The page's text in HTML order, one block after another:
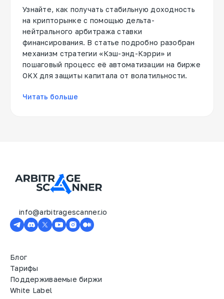
Узнайте, как получать стабильную доходность
на крипторынке с помощью дельта-
нейтрального арбитража ставки
финансирования. В статье подробно разобран
механизм стратегии «Кэш-энд-Кэрри» и
пошаговый процесс её автоматизации на бирже
OKX для защиты капитала от волатильности.
Читать больше
info@arbitragescanner.io
Блог
Тарифы
Поддерживаемые биржи
White Label